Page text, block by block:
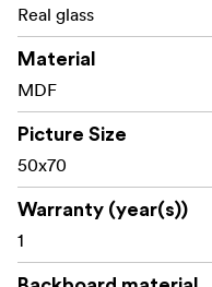
perfect atât în
spații de expunere
Real glass
Material
MDF
Picture Size
50x70
Warranty (year(s))
1